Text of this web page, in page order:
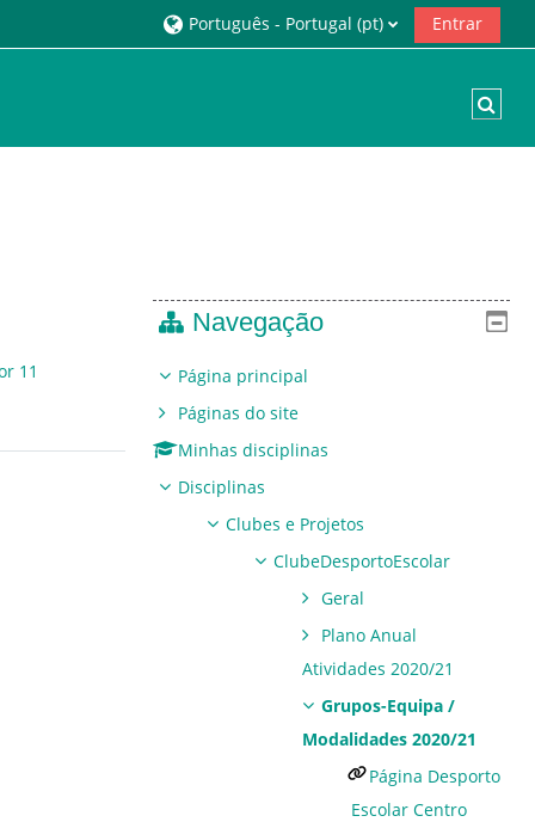
Português - Portugal ‎(pt)‎ Entrar
11
Navegação
Página principal
Páginas do site
Minhas disciplinas
Disciplinas
Clubes e Projetos
ClubeDesportoEscolar
Geral
Plano Anual
Atividades 2020/21
Grupos-Equipa /
Modalidades 2020/21
Página Desporto
Escolar Centro